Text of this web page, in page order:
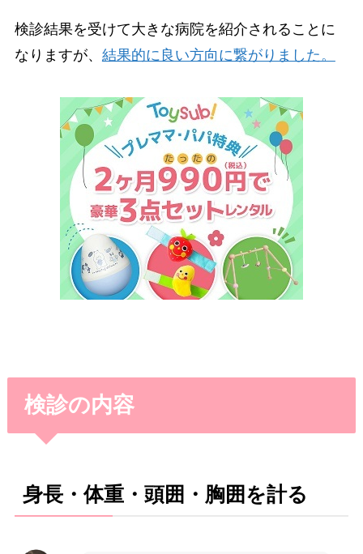
検診結果を受けて大きな病院を紹介されることに
なりますが、 結果的に良い方向に繋がりました。
検診の内容
身長・体重・頭囲・胸囲を計る